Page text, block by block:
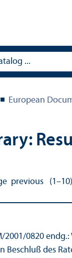
European
previous
2001/0820 endg.:
Beschluß des